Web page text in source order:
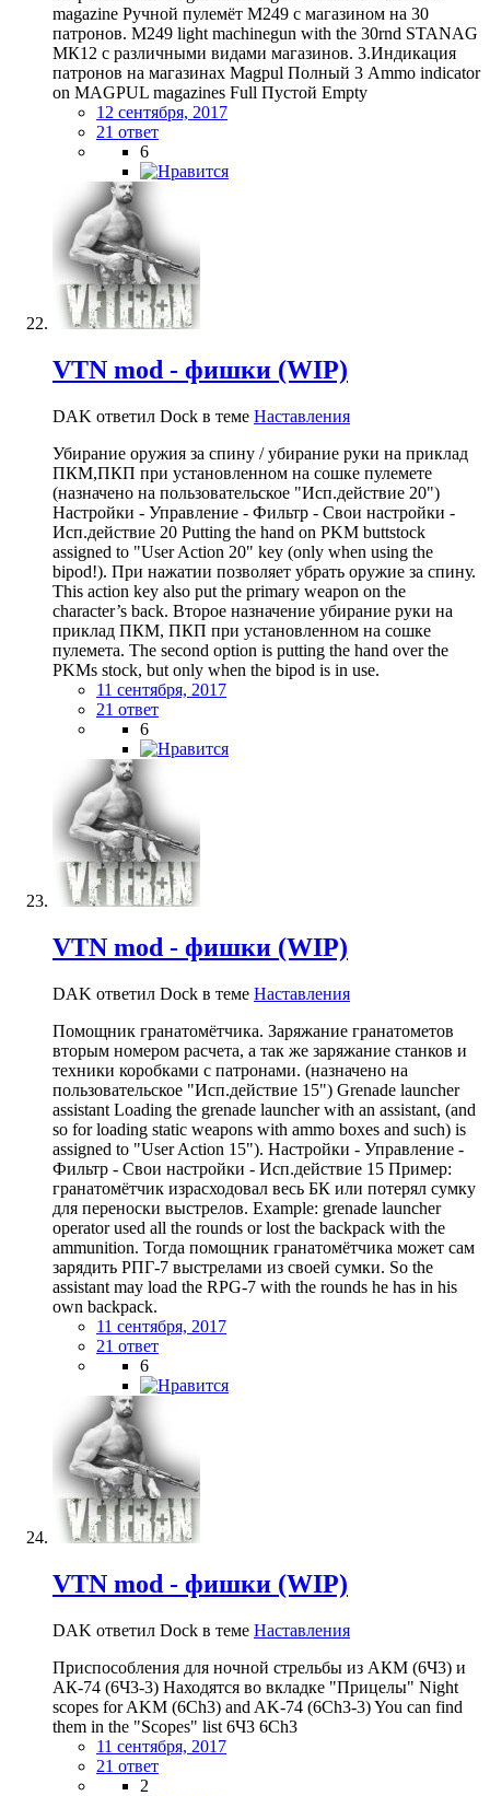
magazine Ручной пулемёт М249 с магазином на 30
патронов. M249 light machinegun with the 30rnd STANAG
МК12 с различными видами магазинов. 3.Индикация
патронов на магазинах Magpul Полный 3 Ammo indicator
on MAGPUL magazines Full Пустой Empty
12 сентября, 2017
21 ответ
6
VTN mod - фишки (WIP)
DAK ответил Dock в теме Наставления
Убирание оружия за спину / убирание руки на приклад
ПКМ,ПКП при установленном на сошке пулемете
(назначено на пользовательское "Исп.действие 20")
Настройки - Управление - Фильтр - Свои настройки -
Исп.действие 20 Putting the hand on PKM buttstock
assigned to "User Action 20" key (only when using the
bipod!). При нажатии позволяет убрать оружие за спину.
This action key also put the primary weapon on the
character’s back. Второе назначение убирание руки на
приклад ПКМ, ПКП при установленном на сошке
пулемета. The second option is putting the hand over the
PKMs stock, but only when the bipod is in use.
11 сентября, 2017
21 ответ
6
VTN mod - фишки (WIP)
DAK ответил Dock в теме Наставления
Помощник гранатомётчика. Заряжание гранатометов
вторым номером расчета, а так же заряжание станков и
техники коробками с патронами. (назначено на
пользовательское "Исп.действие 15") Grenade launcher
assistant Loading the grenade launcher with an assistant, (and
so for loading static weapons with ammo boxes and such) is
assigned to "User Action 15"). Настройки - Управление -
Фильтр - Свои настройки - Исп.действие 15 Пример:
гранатомётчик израсходовал весь БК или потерял сумку
для переноски выстрелов. Example: grenade launcher
operator used all the rounds or lost the backpack with the
ammunition. Тогда помощник гранатомётчика может сам
зарядить РПГ-7 выстрелами из своей сумки. So the
assistant may load the RPG-7 with the rounds he has in his
own backpack.
11 сентября, 2017
21 ответ
6
VTN mod - фишки (WIP)
DAK ответил Dock в теме Наставления
Приспособления для ночной стрельбы из АКМ (6Ч3) и
АК-74 (6Ч3-3) Находятся во вкладке "Прицелы" Night
scopes for AKM (6Ch3) and AK-74 (6Ch3-3) You can find
them in the "Scopes" list 6Ч3 6Ch3
11 сентября, 2017
21 ответ
2